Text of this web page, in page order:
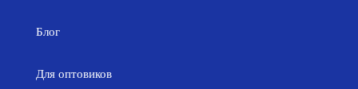
Блог
Для оптовиков